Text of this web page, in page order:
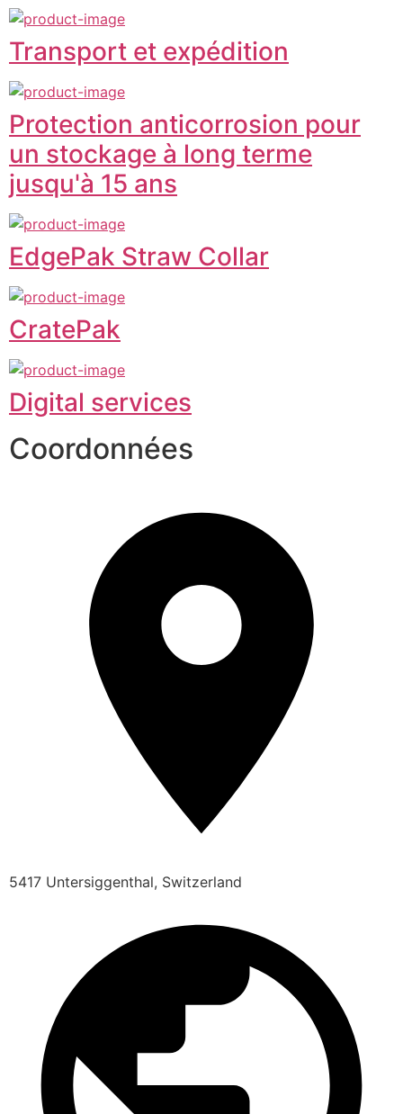
Transport et expédition
Protection anticorrosion pour
un stockage à long terme
jusqu'à 15 ans
EdgePak Straw Collar
CratePak
Digital services
Coordonnées
5417 Untersiggenthal, Switzerland